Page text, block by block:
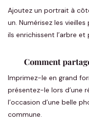
Ajoutez un portrait à
un. Numérisez les
ils enrichissent l’arbre
Comment
Imprimez-le en grand
présentez-le lors d’une
l’occasion d’une belle
commune.